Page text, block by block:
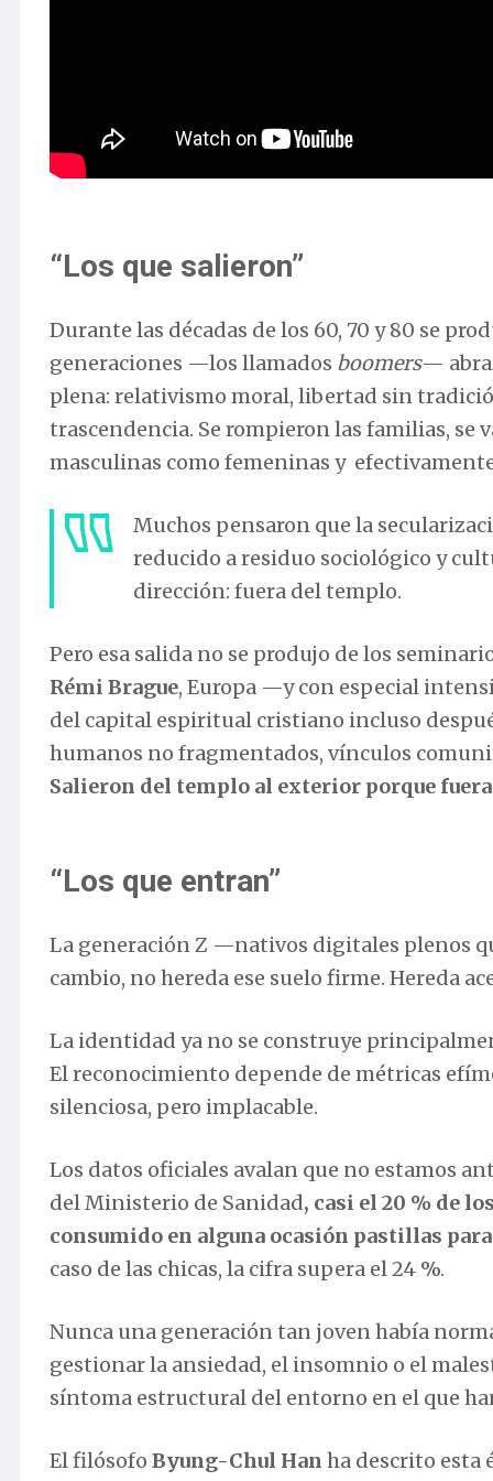
“Los que salieron”
Durante las décadas de los 60, 70 y 80 se
generaciones —los llamados boomers—
plena: relativismo moral, libertad sin
trascendencia. Se rompieron las familias,
masculinas como femeninas y
Muchos pensaron que la
reducido a residuo sociológico y
dirección: fuera del templo.
Pero esa salida no se produjo de los
Rémi Brague, Europa —y con especial
del capital espiritual cristiano incluso
humanos no fragmentados, vínculos
Salieron del templo al exterior porque fuera
“Los que entran”
La generación Z —nativos digitales plenos
cambio, no hereda ese suelo firme. Hereda
La identidad ya no se construye
El reconocimiento depende de métricas
silenciosa, pero implacable.
Los datos oficiales avalan que no estamos
del Ministerio de Sanidad, casi el 20 % de
consumido en alguna ocasión pastillas
caso de las chicas, la cifra supera el 24 %.
Nunca una generación tan joven había
gestionar la ansiedad, el insomnio o el
síntoma estructural del entorno en el que
El filósofo Byung-Chul Han ha descrito esta